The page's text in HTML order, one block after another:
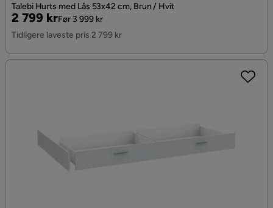
Talebi Hurts med Lås 53x42 cm, Brun / Hvit
Pris
2 799 kr
Original
Pris
Før 3 999 kr
Tidligere laveste pris 2 799 kr